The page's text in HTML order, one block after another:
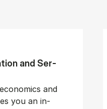
and Ser­
and
you an in-